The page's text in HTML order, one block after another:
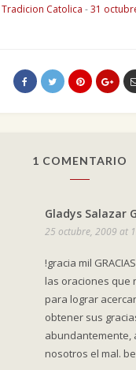
Tradicion Catolica -31
1 COMENTARIO
Gladys Salazar
25 octubre, 2009 at
!gracia mil
las oraciones que
para lograr
obtener sus
abundantemente,
nosotros el mal.